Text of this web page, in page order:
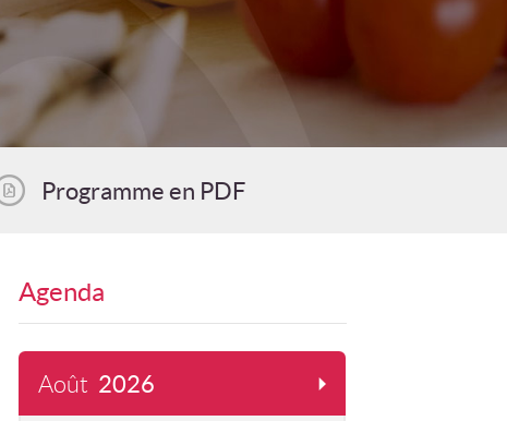
Programme en PDF
Agenda
Août 2026